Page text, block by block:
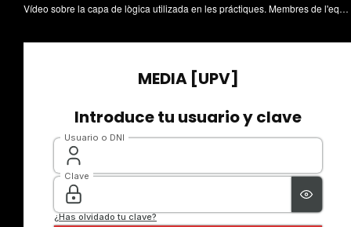
Vídeo sobre la capa de lògica utilizada en les práctiques. Membres de l'equip: Óscar Tamarit González Cristina Benito Martínez Sofía Audiffred Ibáñez Víctor Giner García